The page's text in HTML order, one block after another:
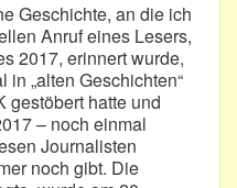
Geschichte, an die ich
Anruf eines Lesers,
2017, erinnert wurde,
in „alten Geschichten“
gestöbert hatte und
– noch einmal
Journalisten
noch gibt. Die